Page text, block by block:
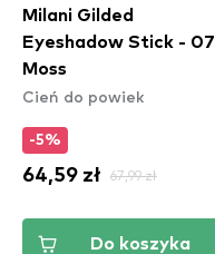
Milani Gilded
Eyeshadow Stick - 07
Moss
Cień do powiek
-5%
64,59 zł 67,99 zł
Do koszyka